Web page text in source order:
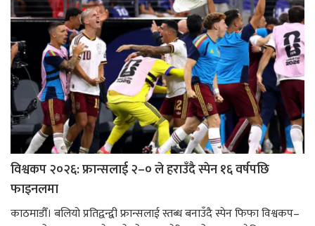
विश्वकप २०२६: फ्रान्सलाई २–० ले हराउँदै स्पेन १६ वर्षपछि
फाइनलमा
काठमाडौँ। बलियो प्रतिद्वन्द्वी फ्रान्सलाई स्तब्ध बनाउँदै स्पेन फिफा विश्वकप–